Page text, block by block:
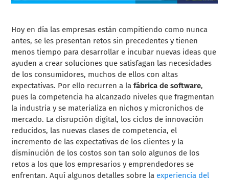
Hoy en día las empresas están compitiendo como nunca
antes, se les presentan retos sin precedentes y tienen
menos tiempo para desarrollar e incubar nuevas ideas que
ayuden a crear soluciones que satisfagan las necesidades
de los consumidores, muchos de ellos con altas
expectativas. Por ello recurren a lafábrica de software,
pues la competencia ha alcanzado niveles que fragmentan
la industria y se materializa en nichos y micronichos de
mercado. La disrupción digital, los ciclos de innovación
reducidos, las nuevas clases de competencia, el
incremento de las expectativas de los clientes y la
disminución de los costos son tan solo algunos de los
retos a los que los empresarios y emprendedores se
enfrentan. Aquí algunos detalles sobre la experiencia del